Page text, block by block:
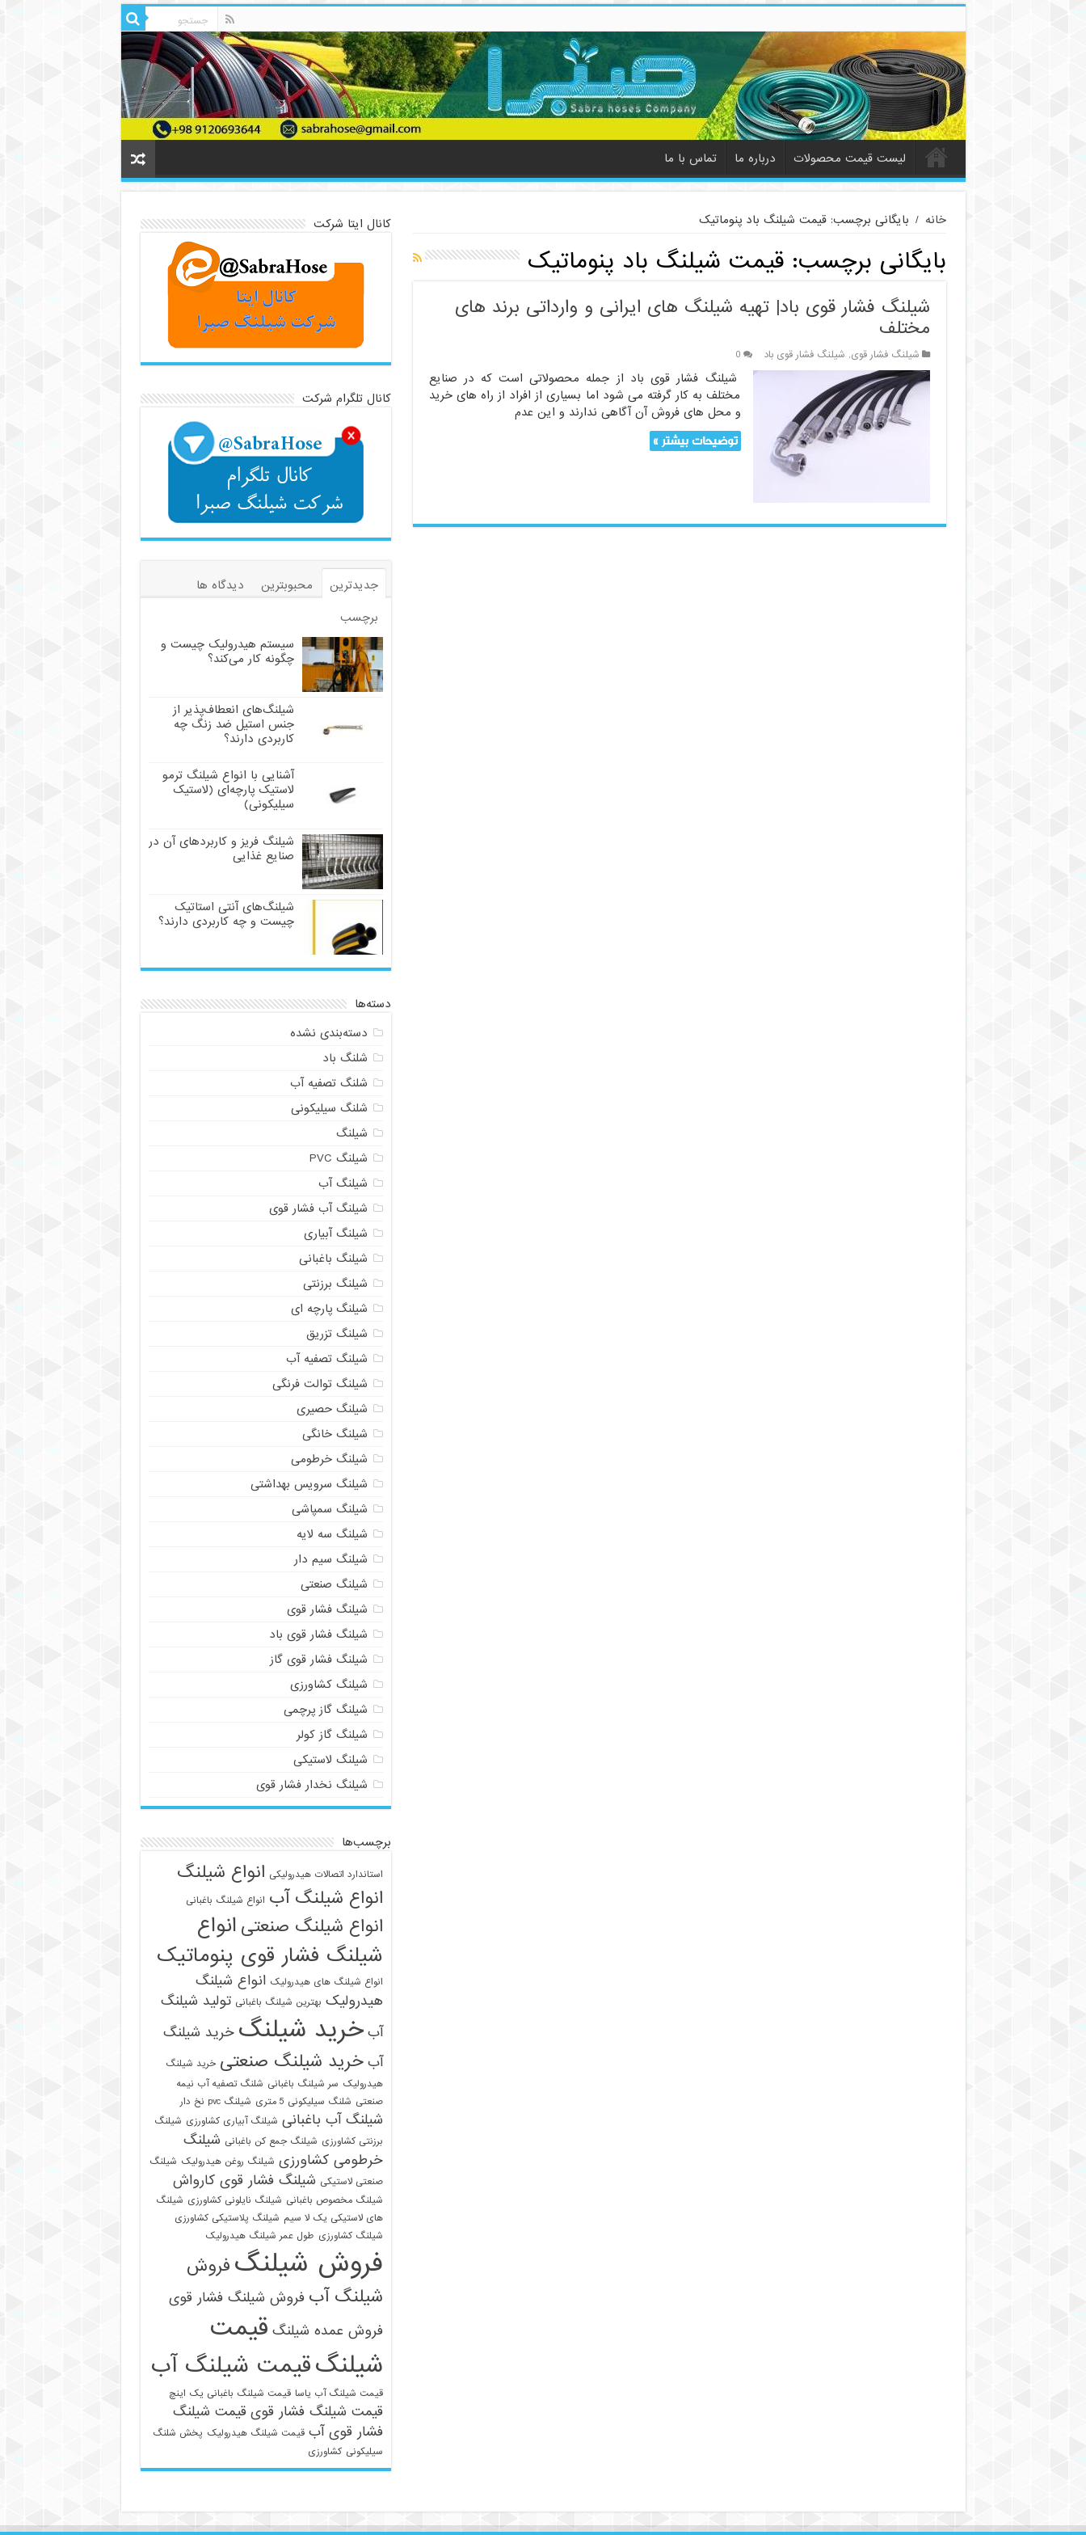
لیست قیمت محصولات درباره ما تماس با ما
خانه / بایگانی برچسب: قیمت شیلنگ باد پنوماتیک
بایگانی برچسب:قیمت شیلنگ باد پنوماتیک
شیلنگ فشار قوی باد| تهیه شیلنگ های ایرانی و وارداتی برند های
مختلف
شیلنگ فشار قوی, شیلنگ فشار قوی باد 0
شیلنگ فشار قوی باد از جمله محصولاتی است که در صنایع
مختلف به کار گرفته می شود اما بسیاری از افراد از راه های خرید
و محل های فروش آن آگاهی ندارند و این عدم
توضیحات بیشتر »
کانال ایتا شرکت
کانال تلگرام شرکت
جدیدترین محبوبترین
دیدگاه ها
برچسب
سیستم هیدرولیک چیست و
چگونه کار می‌کند؟
شیلنگ‌های انعطاف‌پذیر از
جنس استیل ضد زنگ چه
کاربردی دارند؟
آشنایی با انواع شیلنگ ترمو
لاستیک پارچه‌ای (لاستیک
سیلیکونی)
شیلنگ فریز و کاربردهای آن در
صنایع غذایی
شیلنگ‌های آنتی استاتیک
چیست و چه کاربردی دارند؟
دسته‌ها
دسته‌بندی نشده
شلنگ باد
شلنگ تصفیه آب
شلنگ سیلیکونی
شیلنگ
شیلنگ PVC
شیلنگ آب
شیلنگ آب فشار قوی
شیلنگ آبیاری
شیلنگ باغبانی
شیلنگ برزنتی
شیلنگ پارچه ای
شیلنگ تزریق
شیلنگ تصفیه آب
شیلنگ توالت فرنگی
شیلنگ حصیری
شیلنگ خانگی
شیلنگ خرطومی
شیلنگ سرویس بهداشتی
شیلنگ سمپاشی
شیلنگ سه لایه
شیلنگ سیم دار
شیلنگ صنعتی
شیلنگ فشار قوی
شیلنگ فشار قوی باد
شیلنگ فشار قوی گاز
شیلنگ کشاورزی
شیلنگ گاز پرچمی
شیلنگ گاز کولر
شیلنگ لاستیکی
شیلنگ نخدار فشار قوی
برچسب‌ها
استاندارد اتصالات هیدرولیکی انواع شیلنگ
انواع شیلنگ آب انواع شیلنگ باغبانی
انواع شیلنگ صنعتی انواع
شیلنگ فشار قوی پنوماتیک
انواع شیلنگ های هیدرولیک انواع شیلنگ
هیدرولیک بهترین شیلنگ باغبانی تولید شیلنگ
آب خرید شیلنگ خرید شیلنگ
آب خرید شیلنگ صنعتی خرید شیلنگ
هیدرولیک سر شیلنگ باغبانی شلنگ تصفیه آب نیمه
صنعتی شلنگ سیلیکونی 5 متری شیلنگ pvc نخ دار
شیلنگ آب باغبانی شیلنگ آبیاری کشاورزی شیلنگ
برزنتی کشاورزی شیلنگ جمع کن باغبانی شیلنگ
خرطومی کشاورزی شیلنگ روغن هیدرولیک شیلنگ
صنعتی لاستیکی شیلنگ فشار قوی کارواش
شیلنگ مخصوص باغبانی شیلنگ نایلونی کشاورزی شیلنگ
های لاستیکی یک لا سیم شیلنگ پلاستیکی کشاورزی
شیلنگ کشاورزی طول عمر شیلنگ هیدرولیک
فروش شیلنگ فروش
شیلنگ آب فروش شیلنگ فشار قوی
فروش عمده شیلنگ قیمت
شیلنگقیمت شیلنگ آب
قیمت شیلنگ آب یاسا قیمت شیلنگ باغبانی یک اینچ
قیمت شیلنگ فشار قوی قیمت شیلنگ
فشار قوی آب قیمت شیلنگ هیدرولیک پخش شلنگ
سیلیکونی کشاورزی